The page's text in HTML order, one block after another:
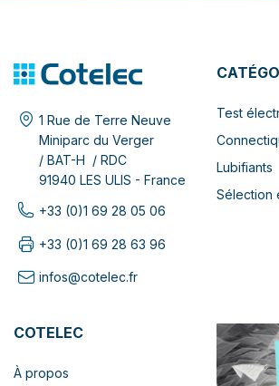
1 Rue de Terre Neuve
Miniparc du Verger
/ BAT-H / RDC
91940 LES ULIS - France
+33 (0)1 69 28 05 06
+33 (0)1 69 28 63 96
infos@cotelec.fr
Test
Lubifiants
Sélection
COTELEC
À propos